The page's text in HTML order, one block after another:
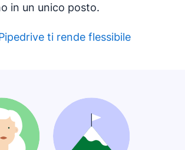
in un unico posto.
ti rende flessibile